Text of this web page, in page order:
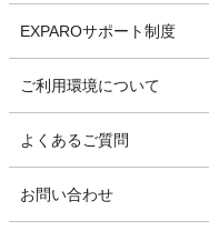
EXPAROサポート制度
ご利用環境について
よくあるご質問
お問い合わせ